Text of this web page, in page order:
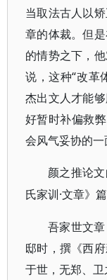
当取法古人以
章的体裁。但
的情势之下，
说，这种“改革
杰出文人才能
好暂时补偏救
会风气妥协的一
颜之推论
氏家训 ·文章》
吾家世文
邸时，撰《西
于世，无郑、卫